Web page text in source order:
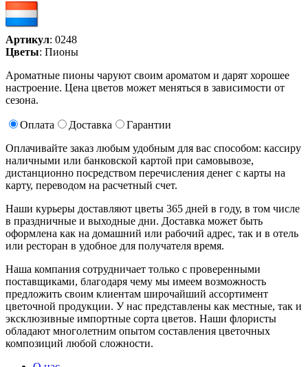
Артикул: 0248
Цветы: Пионы
Ароматные пионы чаруют своим ароматом и дарят хорошее
настроение. Цена цветов может меняться в зависимости от
сезона.
Оплата Доставка
Гарантии
Оплачивайте заказ любым удобным для вас способом: кассиру
наличными или банковской картой при самовывозе,
дистанционно посредством перечисления денег с карты на
карту, переводом на расчетный счет.
Наши курьеры доставляют цветы 365 дней в году, в том числе
в праздничные и выходные дни. Доставка может быть
оформлена как на домашний или рабочий адрес, так и в отель
или ресторан в удобное для получателя время.
Наша компания сотрудничает только с проверенными
поставщиками, благодаря чему мы имеем возможность
предложить своим клиентам широчайший ассортимент
цветочной продукции. У нас представлены как местные, так и
эксклюзивные импортные сорта цветов. Наши флористы
обладают многолетним опытом составления цветочных
композиций любой сложности.